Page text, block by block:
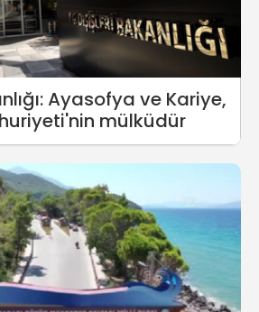
Ayasofya ve Kariye,
mülküdür